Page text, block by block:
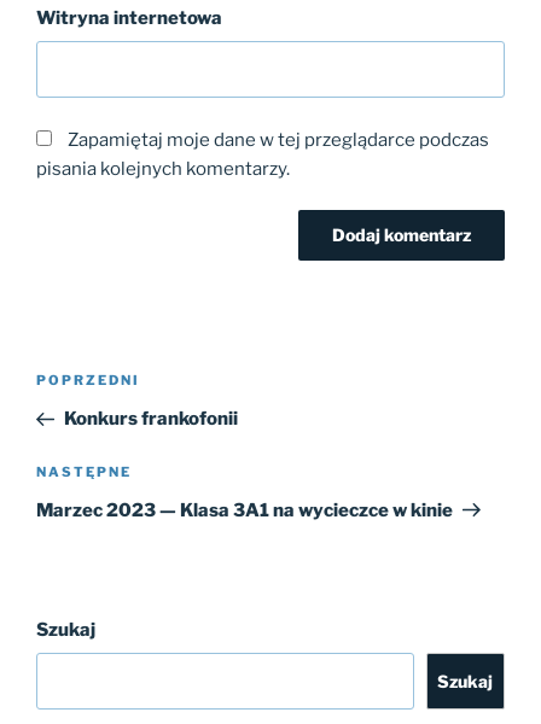
Witryna internetowa
Zapamiętaj moje dane w tej przeglądarce podczas
pisania kolejnych komentarzy.
Nawigacja
Poprzedni
wpis
POPRZEDNI
Konkurs frankofonii
Następny
wpis
NASTĘPNE
Marzec 2023 — Klasa 3A1 na wycieczce w kinie
Szukaj
Szukaj